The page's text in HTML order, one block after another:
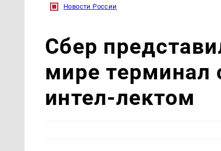
Новости России
Сбер
мире терминал
интел-лектом